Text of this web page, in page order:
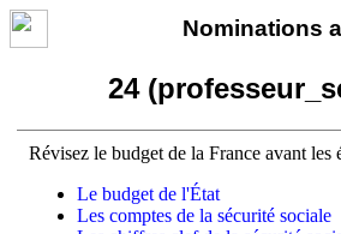
Nominations
24
Révisez le budget de la France avant les
Le budget de l'État
Les comptes de la sécurité sociale